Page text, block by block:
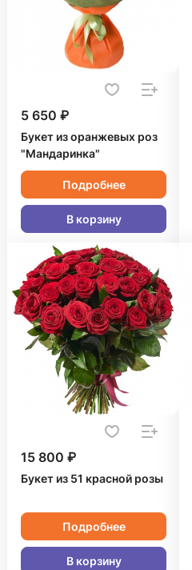
5 650 ₽
Букет из оранжевых роз
"Мандаринка"
Подробнее
В корзину
15 800 ₽
Букет из 51 красной розы
Подробнее
В корзину